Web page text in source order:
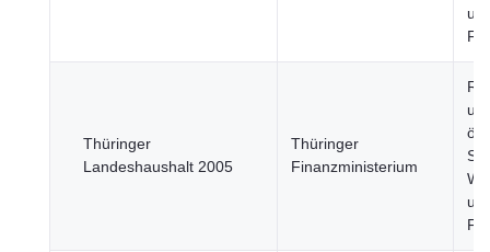
Thüringer
Landeshaushalt 2005
Thüringer
Finanzministerium